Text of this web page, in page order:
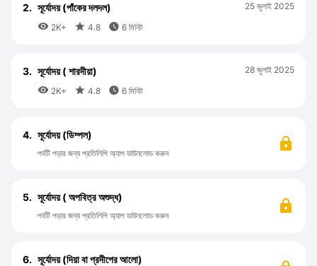
2. সূর্যোদয় (পাঁকের দলদল)
 2K+  4.8  6 মিনিট
25 জুলাই 2025
3. সূর্যোদয় ( শারদীয়া)
 2K+  4.8  6 মিনিট
28 জুলাই 2025
4. সূর্যোদয় (ডিম্পল)
পর্বটি পড়ার জন্য প্রতিলিপি অ্যাপ ডাউনলোড করুন
5. সূর্যোদয় ( অপবিত্র অশুদ্ধ)
পর্বটি পড়ার জন্য প্রতিলিপি অ্যাপ ডাউনলোড করুন
6. সূর্যোদয় (দিয়া বা প্রদীপের আলো)